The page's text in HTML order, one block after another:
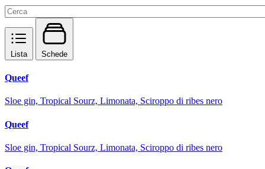
Lista Schede
Queef
Sloe gin, Tropical Sourz, Limonata, Sciroppo di ribes nero
Queef
Sloe gin, Tropical Sourz, Limonata, Sciroppo di ribes nero